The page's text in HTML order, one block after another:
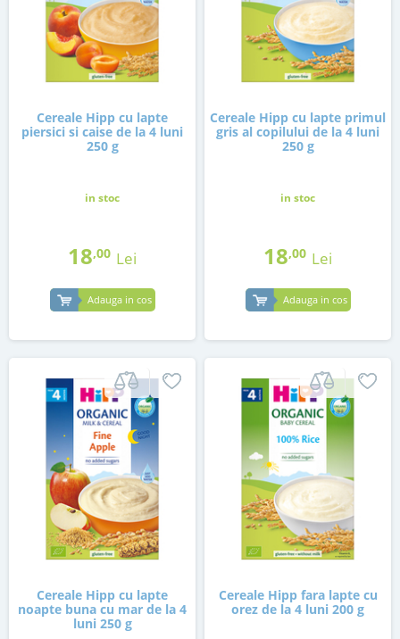
Cereale Hipp cu lapte
piersici si caise de la 4 luni
250 g
in stoc
18,00 Lei
Adauga in cos
Cereale Hipp cu lapte primul
gris al copilului de la 4 luni
250 g
in stoc
18,00 Lei
Adauga in cos
Cereale Hipp cu lapte
noapte buna cu mar de la 4
luni 250 g
Cereale Hipp fara lapte cu
orez de la 4 luni 200 g